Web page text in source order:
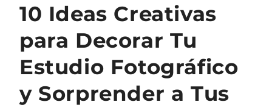
10 Ideas Creativas
para Decorar Tu
Estudio Fotográfico
y Sorprender a Tus